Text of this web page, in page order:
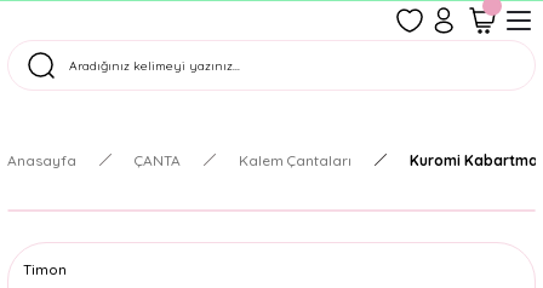
Tüm Siparişler Aynı Gün Kargoda!
Anasayfa ÇANTA Kalem Çantaları Kuromi
Timon